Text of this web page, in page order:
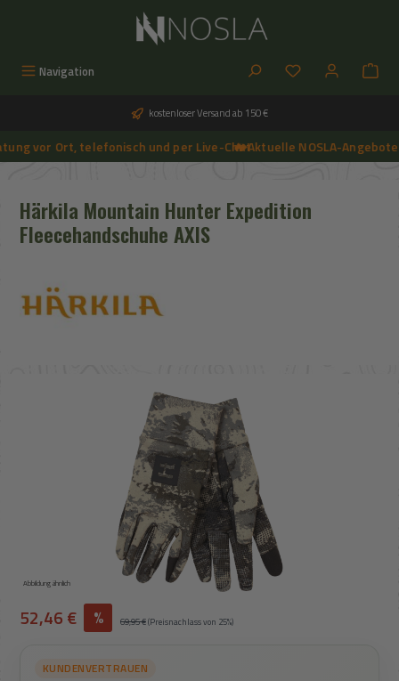
Navigation Du hast 0
kostenloser Versand ab 150 €
vor Ort, telefonisch und per Live-Chat
➔
🔥 Aktuelle NOSLA-Angebote
Härkila Mountain Hunter Expedition
Fleecehandschuhe AXIS
Bildergalerie überspringen
Abbildung ähnlich
Verkaufspreis:
52,46 € % Regulärer Preis:
69,95 €(Preisnachlass von 25%)
KUNDENVERTRAUEN